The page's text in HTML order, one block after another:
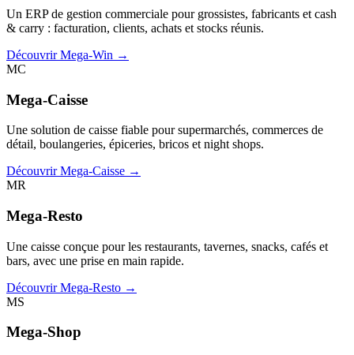
Un ERP de gestion commerciale pour grossistes, fabricants et cash
& carry : facturation, clients, achats et stocks réunis.
Découvrir Mega-Win →
MC
Mega-Caisse
Une solution de caisse fiable pour supermarchés, commerces de
détail, boulangeries, épiceries, bricos et night shops.
Découvrir Mega-Caisse →
MR
Mega-Resto
Une caisse conçue pour les restaurants, tavernes, snacks, cafés et
bars, avec une prise en main rapide.
Découvrir Mega-Resto →
MS
Mega-Shop